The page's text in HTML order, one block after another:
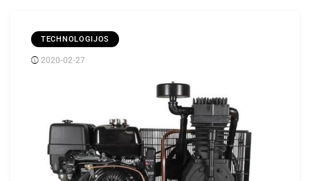
TECHNOLOGIJOS
2020-02-27